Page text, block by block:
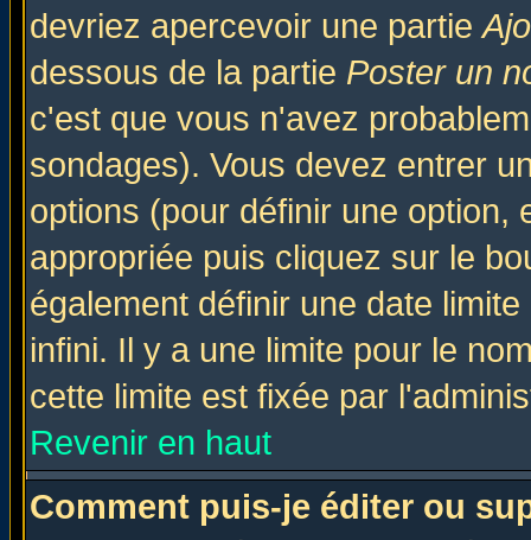
devriez apercevoir une partie
dessous de la partie Poster un
c'est que vous n'avez
sondages). Vous devez entrer
options (pour définir une option,
appropriée puis cliquez sur le
également définir une date
infini. Il y a une limite pour le
cette limite est fixée par
Revenir en haut
Comment puis-je éditer ou